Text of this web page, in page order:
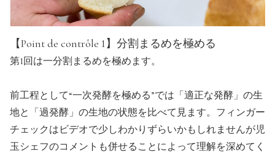
【Point de contrôle 1】分割まるめを極める
第1回は一分割まるめを極めます。
前工程として“一次発酵を極める”では「適正な発酵」の生
地と「過発酵」の生地の状態を比べて見ます。フィンガー
チェックはビデオで少しわかりずらいかもしれませんが児
玉シェフのコメントも併せることによって理解を深めてく